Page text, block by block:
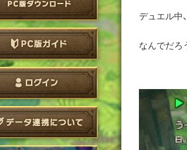
デュエル中
なんでだろ